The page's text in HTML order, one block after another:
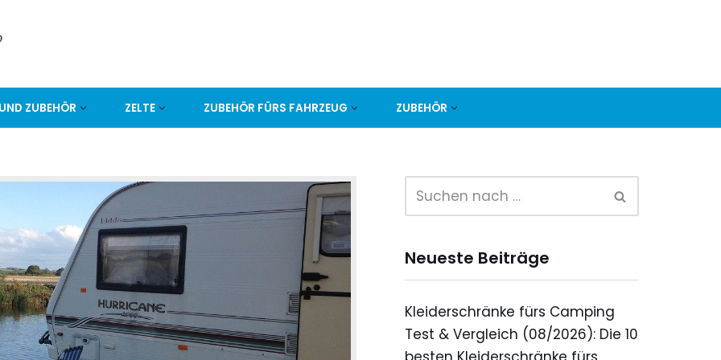
ZUBEHÖR ZELTE ZUBEHÖR FÜRS FAHRZEUG ZUBEHÖR
Neueste Beiträge
Kleiderschränke fürs Camping
Test & Vergleich (08/2026): Die 10